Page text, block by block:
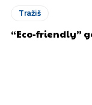
Tražiš
“Eco-friendly”